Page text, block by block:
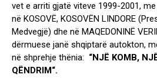
vet e arriti gjatë viteve 1999-2001,
në KOSOVË, KOSOVËN LINDORE
Medvegjë) dhe në MAQEDONINË
dërmuese janë shqiptarë autokton,
në shprehje thënia: “NJË KOMB,
QËNDRIM“.